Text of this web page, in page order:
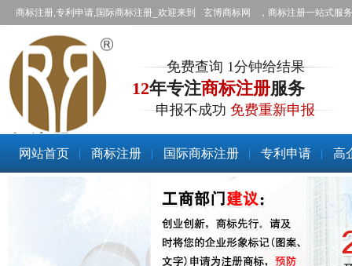
商标注册,专利申请,国际商标注册_欢迎来到 玄博商标网 ，商标注册一站式服
标注册
免费查询 1分钟给结果
12年专注商标注册服务
申报不成功 免费重新申报
网站首页 商标注册 国际商标注册 专利申请 高